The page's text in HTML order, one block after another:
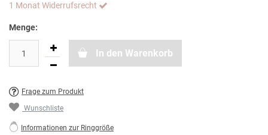
1 Monat Widerrufsrecht
Menge:
In den Warenkorb
Frage zum Produkt
Wunschliste
Informationen zur Ringgröße